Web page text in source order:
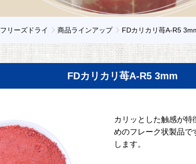
フリーズドライ 商品ラインアップ FDカリカリ苺A-R5
FDカリカリ苺A-R5 3mm
カリッとした触感が特
めのフレーク状製品で
します。